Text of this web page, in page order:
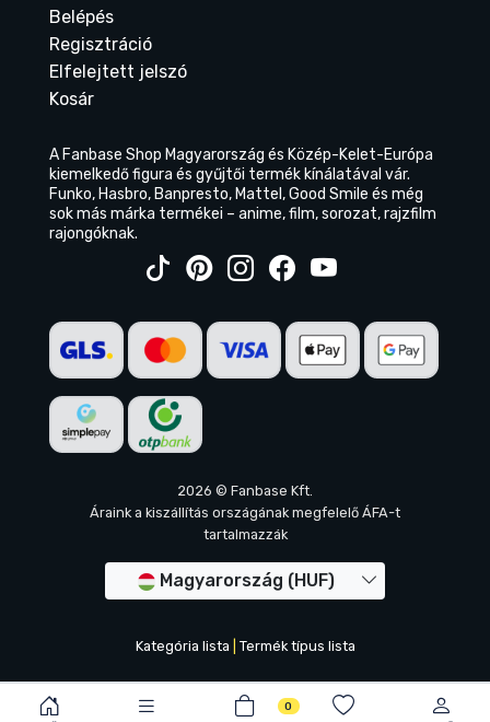
0
Belépés
Regisztráció
Elfelejtett jelszó
Kosár
A Fanbase Shop Magyarország és Közép-Kelet-Európa
kiemelkedő figura és gyűjtői termék kínálatával vár.
Funko, Hasbro, Banpresto, Mattel, Good Smile és még
sok más márka termékei – anime, film, sorozat, rajzfilm
rajongóknak.
2026 © Fanbase Kft.
Áraink a kiszállítás országának megfelelő ÁFA-t
tartalmazzák
Magyarország (HUF)
Kategória lista Termék típus lista